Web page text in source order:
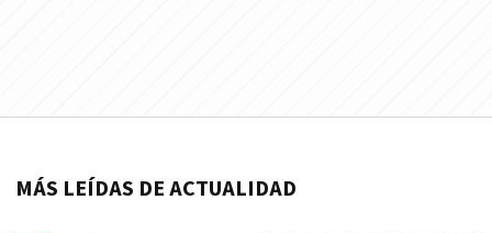
MÁS LEÍDAS DE ACTUALIDAD